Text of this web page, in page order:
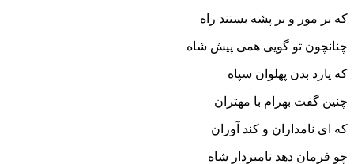
که بر مور و بر پشه بستند راه‏
چنانچون تو گویى همى پیش شاه
که یارد بدن پهلوان سپاه‏
چنین گفت بهرام با مهتران
که اى نامداران و کند آوران‏
چو فرمان دهد نامبردار شاه